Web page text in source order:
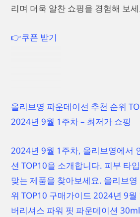
리며 더욱 알찬 쇼핑을 경험해 보
👉쿠폰 받기
올리브영 파운데이션 추천 순위
2024년 9월 1주차 – 최저가 쇼핑
2024년 9월 1주차, 올리브영에서
션 TOP10을 소개합니다. 피부 타
맞는 제품을 찾아보세요. 올리브
위 TOP10 구매가이드 2024년 9월
버리셔스 파워 핏 파운데이션